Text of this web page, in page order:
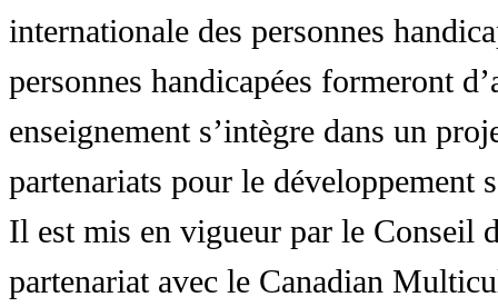
internationale des personnes
personnes handicapées formeront
enseignement s’intègre dans un
partenariats pour le développement
Il est mis en vigueur par le Conseil
partenariat avec le Canadian